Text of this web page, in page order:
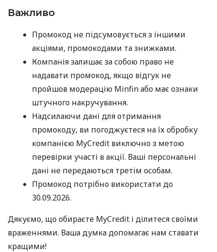
Важливо
Промокод не підсумовується з іншими
акціями, промокодами та знижками.
Компанія залишає за собою право не
надавати промокод, якщо відгук не
пройшов модерацію Minfin або має ознаки
штучного накручування.
Надсилаючи дані для отримання
промокоду, ви погоджуєтеся на їх обробку
компанією MyCredit виключно з метою
перевірки участі в акції. Ваші персональні
дані не передаються третім особам.
Промокод потрібно використати до
30.09.2026.
Дякуємо, що обираєте MyCredit і ділитеся своїми
враженнями. Ваша думка допомагає нам ставати
кращими!